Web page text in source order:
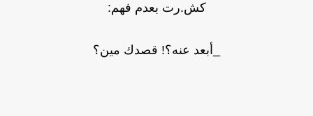
كش.رت بعدم فهم:
_أبعد عنه؟! قصدك مين؟